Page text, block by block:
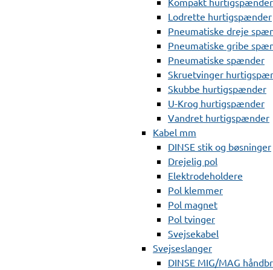
Lodrette hurtigspænder
Pneumatiske dreje
Pneumatiske gribe
Pneumatiske spænder
Skruetvinger
Skubbe hurtigspænder
U-Krog hurtigspænder
Vandret hurtigspænder
Kabel mm
DINSE stik og bøsninger
Drejelig pol
Elektrodeholdere
Pol klemmer
Pol magnet
Pol tvinger
Svejsekabel
Svejseslanger
DINSE MIG/MAG